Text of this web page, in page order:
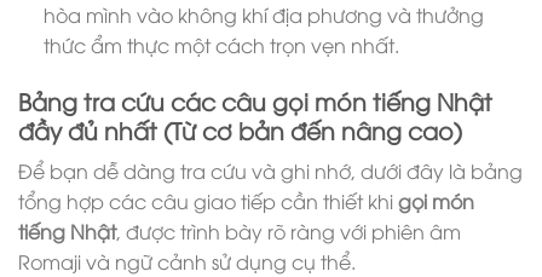
hòa mình vào không khí địa phương và thưởng
thức ẩm thực một cách trọn vẹn nhất.
Bảng tra cứu các câu gọi món tiếng Nhật
đầy đủ nhất (Từ cơ bản đến nâng cao)
Để bạn dễ dàng tra cứu và ghi nhớ, dưới đây là bảng
tổng hợp các câu giao tiếp cần thiết khi gọi món
tiếng Nhật, được trình bày rõ ràng với phiên âm
Romaji và ngữ cảnh sử dụng cụ thể.